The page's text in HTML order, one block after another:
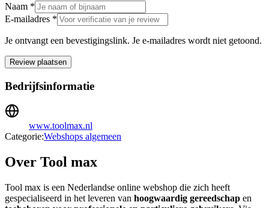
Naam *
E-mailadres *
Je ontvangt een bevestigingslink. Je e-mailadres wordt niet getoond.
Review plaatsen
Bedrijfsinformatie
www.toolmax.nl
Categorie:Webshops algemeen
Over Tool max
Tool max is een Nederlandse online webshop die zich heeft
gespecialiseerd in het leveren van hoogwaardig gereedschap en